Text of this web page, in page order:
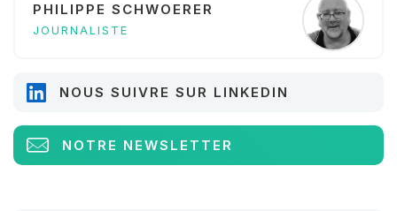
PHILIPPE SCHWOERER
JOURNALISTE
NOUS SUIVRE SUR LINKEDIN
NOTRE NEWSLETTER